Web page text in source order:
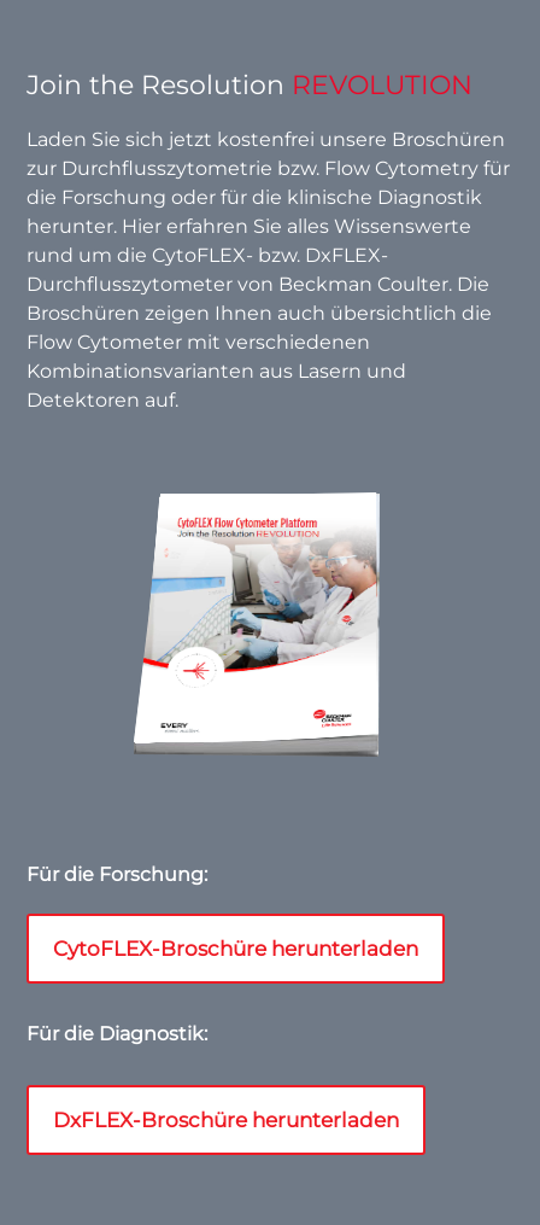
Join the Resolution REVOLUTION
Laden Sie sich jetzt kostenfrei unsere Broschüren
zur Durchflusszytometrie bzw. Flow Cytometry für
die Forschung oder für die klinische Diagnostik
herunter. Hier erfahren Sie alles Wissenswerte
rund um die CytoFLEX- bzw. DxFLEX-
Durchflusszytometer von Beckman Coulter. Die
Broschüren zeigen Ihnen auch übersichtlich die
Flow Cytometer mit verschiedenen
Kombinationsvarianten aus Lasern und
Detektoren auf.
Für die Forschung:
CytoFLEX-Broschüre herunterladen
Für die Diagnostik:
DxFLEX-Broschüre herunterladen